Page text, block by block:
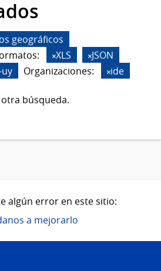
geográficos
XLS
JSON
Organizaciones: ide
búsqueda.
algún error en este sitio:
a mejorarlo